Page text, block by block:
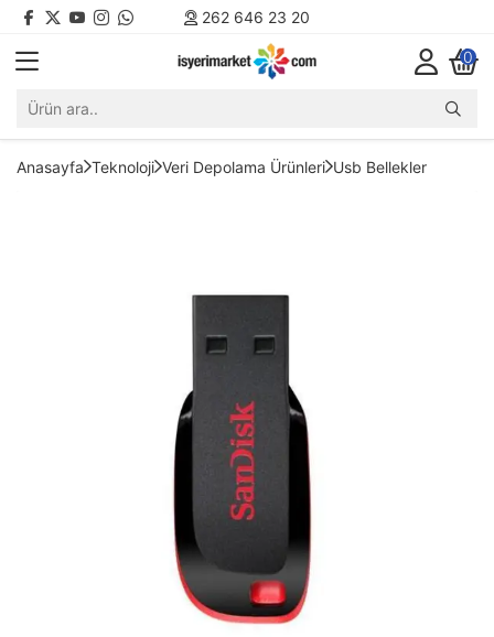
262 646 23 20
0
Anasayfa Teknoloji Veri Depolama Ürünleri Usb Bellekler